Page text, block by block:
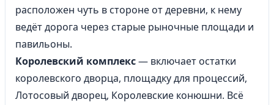
расположен чуть в стороне от деревни, к нему
ведёт дорога через старые рыночные площади и
павильоны.
Королевский комплекс— включает остатки
королевского дворца, площадку для процессий,
Лотосовый дворец, Королевские конюшни. Всё